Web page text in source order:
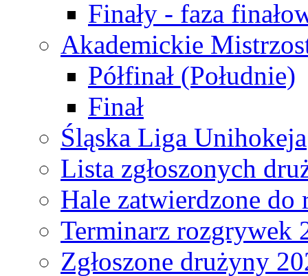
Finały - faza
Akademickie
Półfinał (Południe)
Finał
Śląska Liga Unihokeja
Lista zgłoszonych
Hale zatwierdzone do
Terminarz rozgrywek
Zgłoszone drużyny